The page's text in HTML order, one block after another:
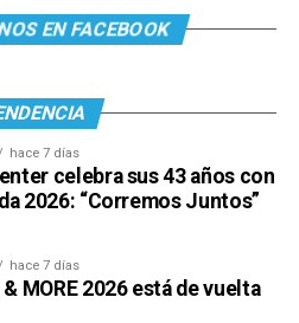
EN FACEBOOK
hace 7 días
celebra sus 43 años con
2026: “Corremos Juntos”
hace 7 días
& MORE 2026 está de vuelta